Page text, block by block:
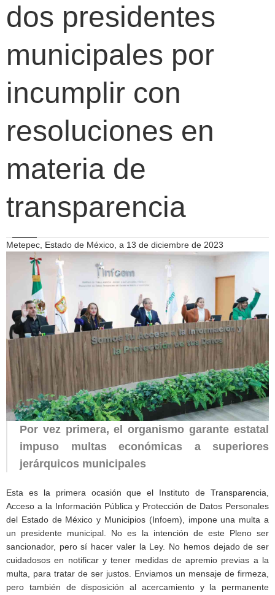
dos presidentes
municipales por
incumplir con
resoluciones en
materia de
transparencia
Metepec, Estado de México, a 13 de diciembre de 2023
Por vez primera, el organismo garante estatal
impuso multas económicas a superiores
jerárquicos municipales
Esta es la primera ocasión que el Instituto de Transparencia,
Acceso a la Información Pública y Protección de Datos Personales
del Estado de México y Municipios (Infoem), impone una multa a
un presidente municipal. No es la intención de este Pleno ser
sancionador, pero sí hacer valer la Ley. No hemos dejado de ser
cuidadosos en notificar y tener medidas de apremio previas a la
multa, para tratar de ser justos. Enviamos un mensaje de firmeza,
pero también de disposición al acercamiento y la permanente